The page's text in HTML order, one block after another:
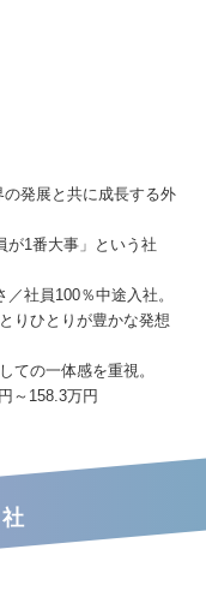
発展と共に成長する外
が1番大事」という社
社員100％中途入社。
りひとりが豊かな発想
ての一体感を重視。
～158.3万円